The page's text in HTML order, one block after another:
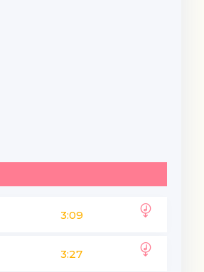
3:09
3:27